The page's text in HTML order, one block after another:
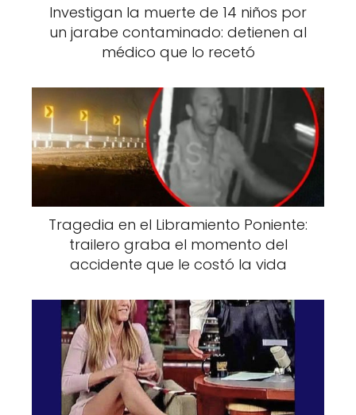
antes y después, que dejó a muchos sin
palabras. En 2019, su aspecto era
completamente distinto: cabello rubio,
Hoy, con una imagen completamente
renovada, luce con orgullo su estilo actual, el
cual acompaña con atuendos llamativos y
una actitud segura de sí misma. Cuando se le
preguntó por qué decidió adoptar este estilo
Investigan la muerte de 14 niños por
un jarabe contaminado: detienen al
médico que lo recetó
Tragedia en el Libramiento Poniente:
trailero graba el momento del
accidente que le costó la vida